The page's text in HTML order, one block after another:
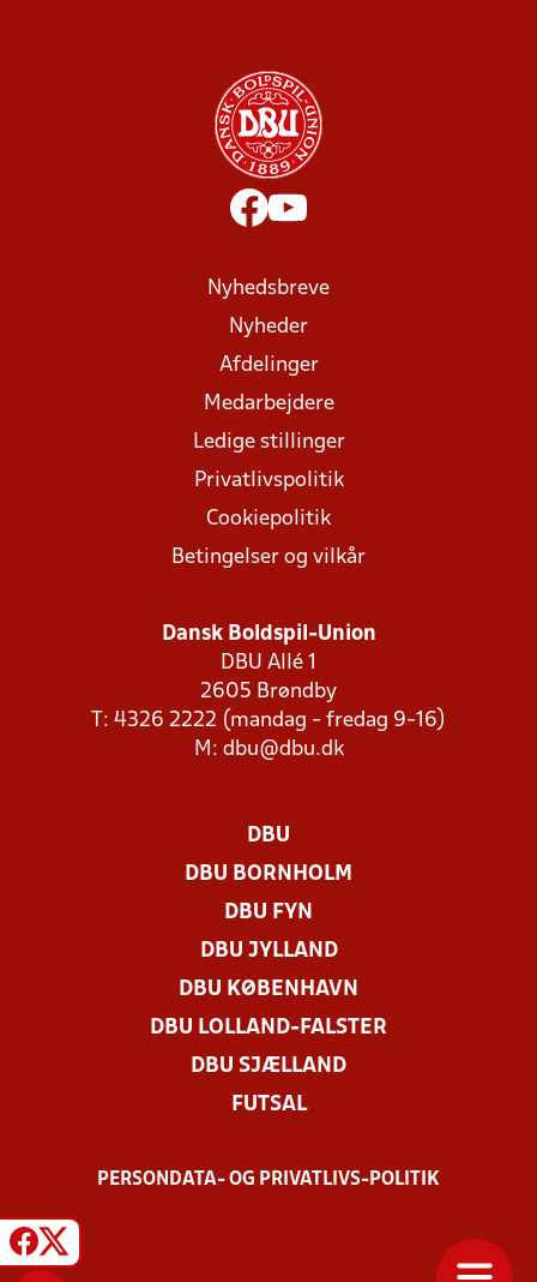
Nyhedsbreve
Nyheder
Afdelinger
Medarbejdere
Ledige stillinger
Privatlivspolitik
Cookiepolitik
Betingelser og vilkår
Dansk Boldspil-Union
DBU Allé 1
2605 Brøndby
T: 4326 2222 (mandag - fredag 9-16)
M: dbu@dbu.dk
DBU
DBU BORNHOLM
DBU FYN
DBU JYLLAND
DBU KØBENHAVN
DBU LOLLAND-FALSTER
DBU SJÆLLAND
FUTSAL
PERSONDATA- OG PRIVATLIVS-POLITIK